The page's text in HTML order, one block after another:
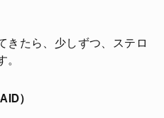
きたら、少しずつ、ステロ
。
）